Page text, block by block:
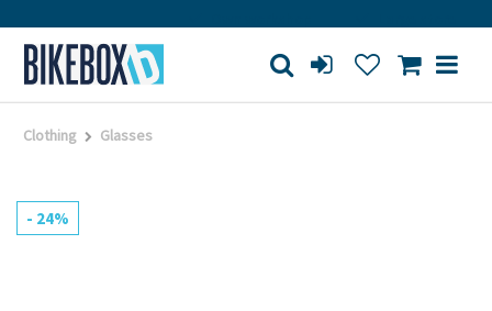
Clothing Glasses
- 24%